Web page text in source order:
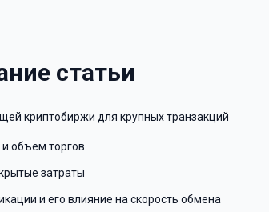
статьи
криптобиржи для крупных транзакций
объем торгов
затраты
и его влияние на скорость обмена